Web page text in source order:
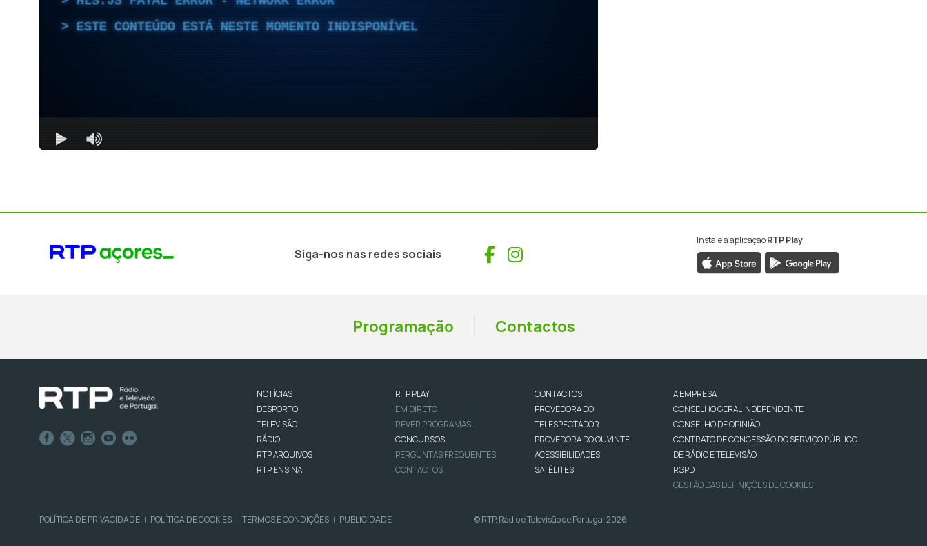
Siga-nos nas redes sociais Facebook
Instagram
Instale a aplicaçãoRTP Play
Programação Contactos
NOTÍCIAS
DESPORTO
TELEVISÃO
RÁDIO
RTP ARQUIVOS
RTP ENSINA
RTP PLAY
EM DIRETO
REVER PROGRAMAS
CONCURSOS
PERGUNTAS FREQUENTES
CONTACTOS
CONTACTOS
PROVEDORA DO
TELESPECTADOR
PROVEDORA DO OUVINTE
ACESSIBILIDADES
SATÉLITES
A EMPRESA
CONSELHO GERAL INDEPENDENTE
CONSELHO DE OPINIÃO
CONTRATO DE CONCESSÃO DO SERVIÇO PÚBLICO
DE RÁDIO E TELEVISÃO
RGPD
GESTÃO DAS DEFINIÇÕES DE COOKIES
POLÍTICA DE PRIVACIDADE | POLÍTICA DE COOKIES | TERMOS E CONDIÇÕES | PUBLICIDADE © RTP, Rádio e Televisão de Portugal 2026